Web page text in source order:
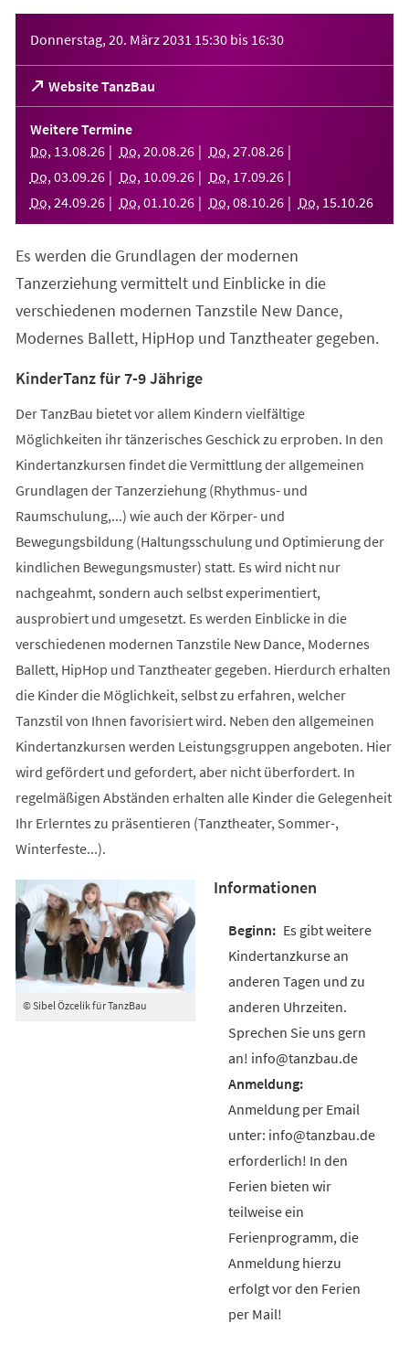
Donnerstag, 20. März 2031 15:30 bis 16:30
Website TanzBau
(Öffnet
in
einem
neuen
Tab)
Weitere Termine
Do, 13.08.26 Do, 20.08.26 Do, 27.08.26
Do, 03.09.26 Do, 10.09.26 Do, 17.09.26
Do, 24.09.26 Do, 01 .10.26 Do, 08.10.26 Do, 15.10.26
Es werden die Grundlagen der modernen
Tanzerziehung vermittelt und Einblicke in die
verschiedenen modernen Tanzstile New Dance,
Modernes Ballett, HipHop und Tanztheater gegeben.
KinderTanz für 7-9 Jährige
Der TanzBau bietet vor allem Kindern vielfältige
Möglichkeiten ihr tänzerisches Geschick zu erproben. In den
Kindertanzkursen findet die Vermittlung der allgemeinen
Grundlagen der Tanzerziehung (Rhythmus- und
Raumschulung,...) wie auch der Körper- und
Bewegungsbildung (Haltungsschulung und Optimierung der
kindlichen Bewegungsmuster) statt. Es wird nicht nur
nachgeahmt, sondern auch selbst experimentiert,
ausprobiert und umgesetzt. Es werden Einblicke in die
verschiedenen modernen Tanzstile New Dance, Modernes
Ballett, HipHop und Tanztheater gegeben. Hierdurch erhalten
die Kinder die Möglichkeit, selbst zu erfahren, welcher
Tanzstil von Ihnen favorisiert wird. Neben den allgemeinen
Kindertanzkursen werden Leistungsgruppen angeboten. Hier
wird gefördert und gefordert, aber nicht überfordert. In
regelmäßigen Abständen erhalten alle Kinder die Gelegenheit
Ihr Erlerntes zu präsentieren (Tanztheater, Sommer-,
Winterfeste...).
© Sibel Özcelik für TanzBau
Informationen
Es gibt weitere
Kindertanzkurse an
anderen Tagen und zu
anderen Uhrzeiten.
Sprechen Sie uns gern
an! info@tanzbau.de
Anmeldung per Email
unter: info@tanzbau.de
erforderlich! In den
Ferien bieten wir
teilweise ein
Ferienprogramm, die
Anmeldung hierzu
erfolgt vor den Ferien
per Mail!